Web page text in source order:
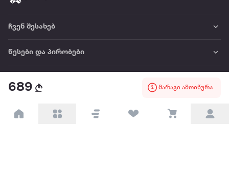
689 მარაგი ამოიწურა
ჩვენ შესახებ
წესები და პირობები